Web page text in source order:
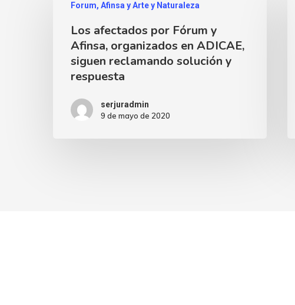
Forum, Afinsa y Arte y Naturaleza
Los afectados por Fórum y
Afinsa, organizados en ADICAE,
siguen reclamando solución y
respuesta
serjuradmin
9 de mayo de 2020